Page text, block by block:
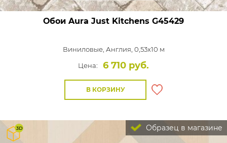
Обои Aura Just Kitchens G45429
Виниловые, Англия, 0,53x10 м
Цена:
6 710 руб.
В КОРЗИНУ
Образец в магазине